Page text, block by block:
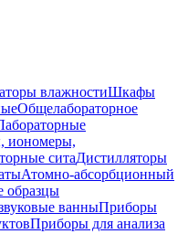
влажностиШкафы
Общелабораторное
иономеры,
ситаДистилляторы
Атомно-абсорбционный
образцы
ванныПриборы
Приборы для анализа